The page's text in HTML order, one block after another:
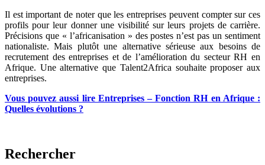
Il est important de noter que les entreprises peuvent compter sur ces
profils pour leur donner une visibilité sur leurs projets de carrière.
Précisions que « l’africanisation » des postes n’est pas un sentiment
nationaliste.Mais plutôt une alternative sérieuse aux besoins de
recrutement des entreprises et de l’amélioration du secteur RH en
Afrique. Une alternative que Talent2Africa souhaite proposer aux
entreprises.
Vous pouvez aussi lire Entreprises – Fonction RH en Afrique :
Quelles évolutions ?
Rechercher